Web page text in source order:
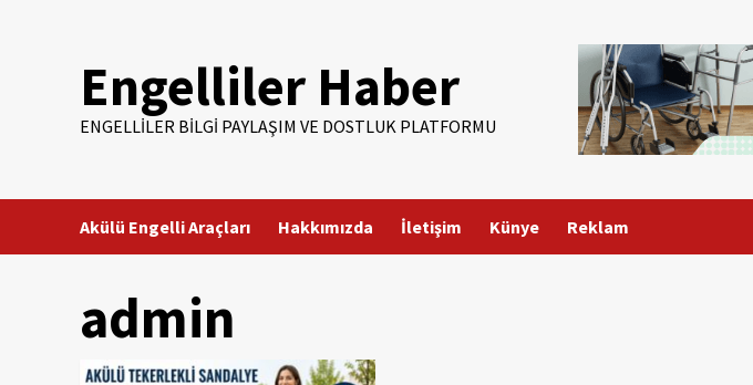
Engelliler Haber
ENGELLILER BILGI PAYLAŞIM VE DOSTLUK PLATFORMU
Akülü Engelli Araçları Hakkımızda İletişim Künye Reklam
admin